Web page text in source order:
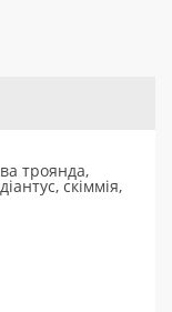
троянда,
скіммія,